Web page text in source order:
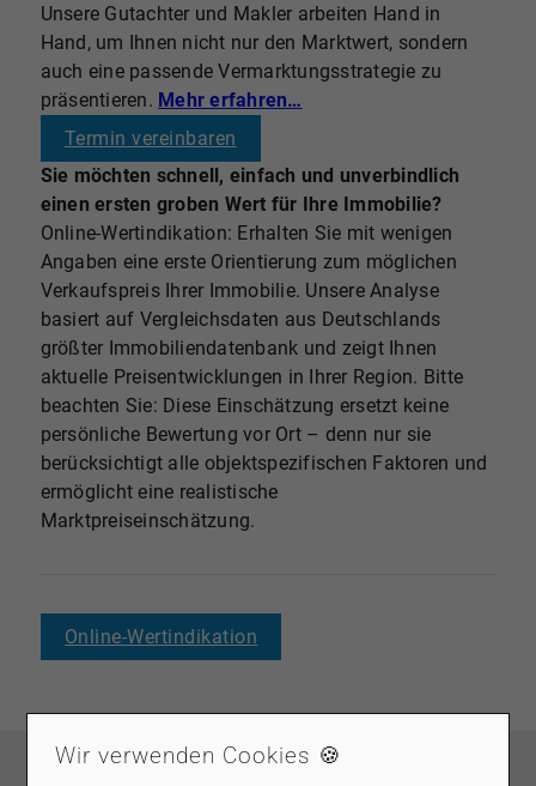
Unsere Gutachter und Makler arbeiten Hand in
Hand, um Ihnen nicht nur den Marktwert, sondern
auch eine passende Vermarktungsstrategie zu
präsentieren. Mehr erfahren…
Termin vereinbaren
Sie möchten schnell, einfach und unverbindlich
einen ersten groben Wert für Ihre Immobilie?
Online-Wertindikation: Erhalten Sie mit wenigen
Angaben eine erste Orientierung zum möglichen
Verkaufspreis Ihrer Immobilie. Unsere Analyse
basiert auf Vergleichsdaten aus Deutschlands
größter Immobiliendatenbank und zeigt Ihnen
aktuelle Preisentwicklungen in Ihrer Region. Bitte
beachten Sie: Diese Einschätzung ersetzt keine
persönliche Bewertung vor Ort – denn nur sie
berücksichtigt alle objektspezifischen Faktoren und
ermöglicht eine realistische
Marktpreiseinschätzung.
Online-Wertindikation
AUSZEICHNUNGEN
WIR SIND AUSGEZEICHNET
Wir verwenden Cookies 🍪